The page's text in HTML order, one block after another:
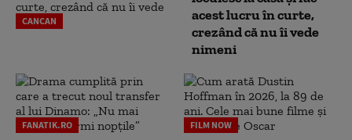
CANCAN
acest lucru în curte,
crezând că nu îi vede
nimeni
FANATIK.RO FILM NOW